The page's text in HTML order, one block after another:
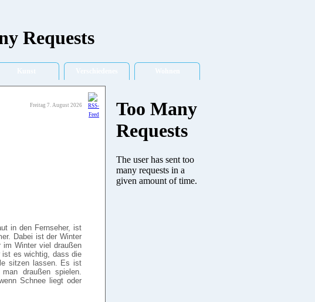
Freitag 7. August 2026
in den Fernseher, ist
Dabei ist der Winter
Winter viel draußen
ist es wichtig, dass die
sitzen lassen. Es ist
draußen spielen.
Schnee liegt oder